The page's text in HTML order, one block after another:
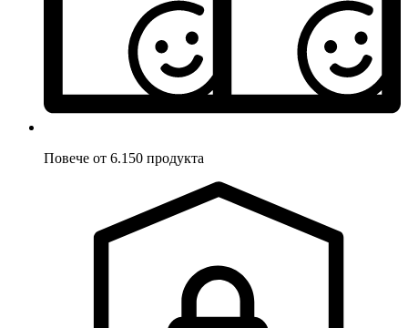
Повече от 6.150 продукта